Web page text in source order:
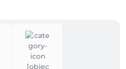
vous.